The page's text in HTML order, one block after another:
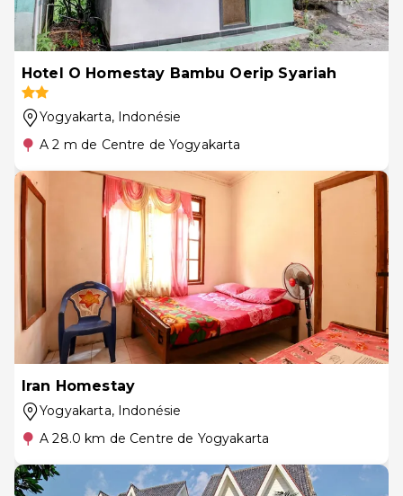
Hotel O Homestay Bambu Oerip Syariah
Yogyakarta, Indonésie
A 2 m de Centre de Yogyakarta
Iran Homestay
Yogyakarta, Indonésie
A 28.0 km de Centre de Yogyakarta